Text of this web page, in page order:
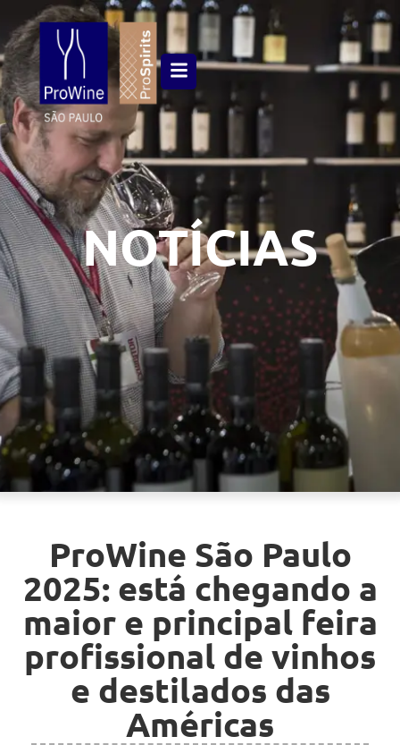
NOTÍCIAS
ProWine São Paulo
2025: está chegando a
maior e principal feira
profissional de vinhos
e destilados das
Américas